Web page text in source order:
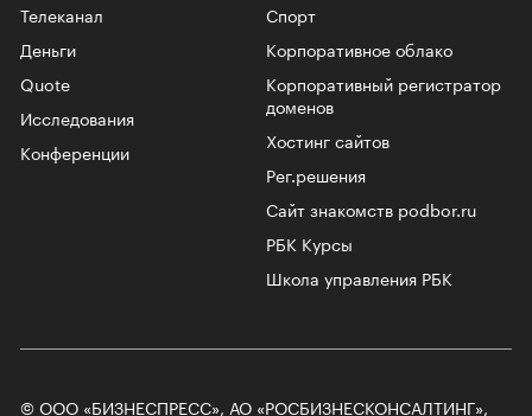
Телеканал
Спорт
Корпоративное облако
Корпоративный регистратор
доменов
Хостинг сайтов
Рег.решения
Сайт знакомств podbor.ru
РБК Курсы
Школа управления РБК
Деньги
Quote
Исследования
Конференции
© ООО «БИЗНЕСПРЕСС», АО «РОСБИЗНЕСКОНСАЛТИНГ»,